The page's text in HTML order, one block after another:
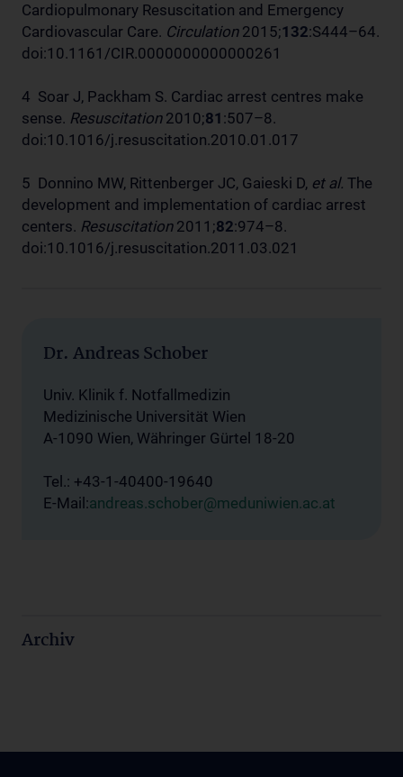
Cardiopulmonary Resuscitation and Emergency
Cardiovascular Care. Circulation2015;132:S444–64.
doi:10.1161/CIR.0000000000000261
4 Soar J, Packham S. Cardiac arrest centres make
sense. Resuscitation2010;81 :507–8.
doi:10.1016/j.resuscitation.2010.01.017
5 Donnino MW, Rittenberger JC, Gaieski D, et al. The
development and implementation of cardiac arrest
centers. Resuscitation2011;82:974–8.
doi:10.1016/j.resuscitation.2011.03.021
Dr. Andreas Schober
Univ. Klinik f. Notfallmedizin
Medizinische Universität Wien
A-1090 Wien, Währinger Gürtel 18-20
Tel.: +43-1-40400-19640
E-Mail:andreas.schober@meduniwien.ac.at
Archiv